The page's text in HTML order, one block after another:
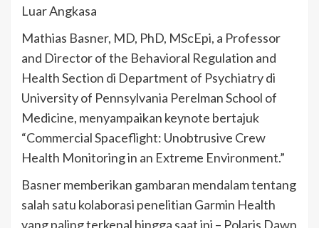
Luar Angkasa
Mathias Basner, MD, PhD, MScEpi, a Professor
and Director of the Behavioral Regulation and
Health Section di Department of Psychiatry di
University of Pennsylvania Perelman School of
Medicine, menyampaikan keynote bertajuk
“Commercial Spaceflight: Unobtrusive Crew
Health Monitoring in an Extreme Environment.”
Basner memberikan gambaran mendalam tentang
salah satu kolaborasi penelitian Garmin Health
yang paling terkenal hingga saat ini – Polaris Dawn